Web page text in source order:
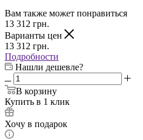
Вам также может понравиться
13 312 грн.
Варианты цен
13 312 грн.
Подробности
Нашли дешевле?
В корзину
Купить в 1 клик
Хочу в подарок